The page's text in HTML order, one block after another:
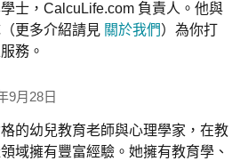
士，CalcuLife.com 負責人。他與
更多介紹請見 關於我們）為你打
務。
9月28日
的幼兒教育老師與心理學家，在教
域擁有豐富經驗。她擁有教育學、